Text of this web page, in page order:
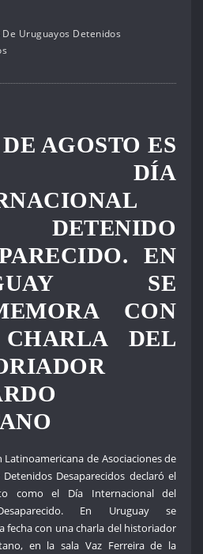
Uruguayos Detenidos
AGOSTO ES
DÍA
DETENIDO
EN
SE
CON
DEL
Latinoamericana de Asociaciones de
Detenidos Desaparecidos declaró el
como el Día Internacional del
En Uruguay se
fecha con una charla del historiador
en la sala Vaz Ferreira de la